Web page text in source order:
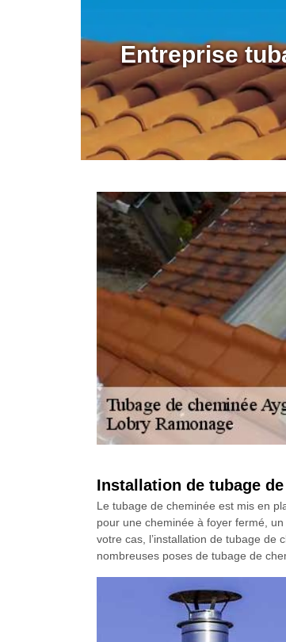
Entreprise
Installation de tubage
Le tubage de cheminée est mis en
pour une cheminée à foyer fermé,
votre cas, l’installation de tubage de
nombreuses poses de tubage de